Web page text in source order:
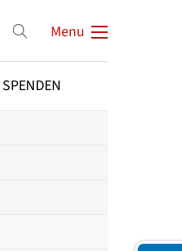
Menu
SPENDEN